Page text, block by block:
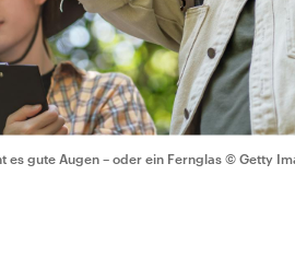
es gute Augen – oder ein Fernglas © Getty